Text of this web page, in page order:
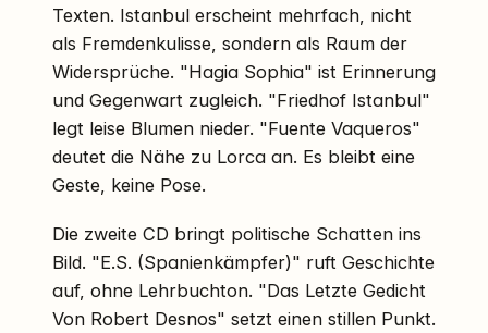
Texten. Istanbul erscheint mehrfach, nicht
als Fremdenkulisse, sondern als Raum der
Widersprüche. "Hagia Sophia" ist Erinnerung
und Gegenwart zugleich. "Friedhof Istanbul"
legt leise Blumen nieder. "Fuente Vaqueros"
deutet die Nähe zu Lorca an. Es bleibt eine
Geste, keine Pose.
Die zweite CD bringt politische Schatten ins
Bild. "E.S. (Spanienkämpfer)" ruft Geschichte
auf, ohne Lehrbuchton. "Das Letzte Gedicht
Von Robert Desnos" setzt einen stillen Punkt.